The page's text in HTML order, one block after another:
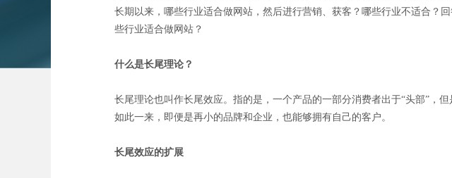
长期以来，哪些行业适合做网站，然后进行营销、获客？哪些行业不适合
些行业适合做网站？
什么是长尾理论？
长尾理论也叫作长尾效应。指的是，一个产品的一部分消费者出于“头部”，
如此一来，即便是再小的品牌和企业，也能够拥有自己的客户。
长尾效应的扩展